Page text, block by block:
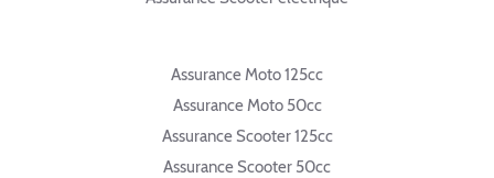
Assurance Moto 125cc
Assurance Moto 50cc
Assurance Scooter 125cc
Assurance Scooter 50cc